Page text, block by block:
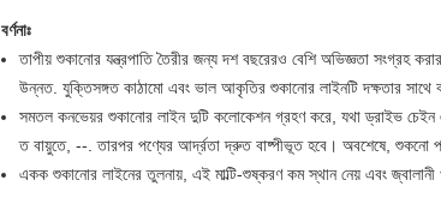
বর্ণনাঃ
তাপীয় শুকানোর যন্ত্রপাতি তৈরীর জন্য দশ বছরেরও বেশি অভিজ্ঞতা সংগ্রহ
উন্নত. যুক্তিসঙ্গত কাঠামো এবং ভাল আকৃতির শুকানোর লাইনটি দক্ষতার
সমতল কনভেয়র শুকানোর লাইন দুটি কলোকেশন গ্রহণ করে, যথা ড্রাইভ
ত বায়ুতে, --. তারপর পণ্যের আর্দ্রতা দ্রুত বাষ্পীভূত হবে। অবশেষে, শুকনো
একক শুকানোর লাইনের তুলনায়, এই মাল্টি-শুষ্করণ কম স্থান নেয় এবং